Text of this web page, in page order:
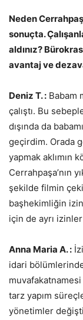
Neden
sonuçta.
aldınız?
avantaj ve
Deniz T. : Babam
çalıştı. Bu
dışında da
geçirdim. Orada
yapmak aklımın
Cerrahpaşa’nın
şekilde filmin
başhekimliğin
için de ayrı
Anna Maria A. :
idari
muvafakatnamesi
tarz yapım
yönetimler